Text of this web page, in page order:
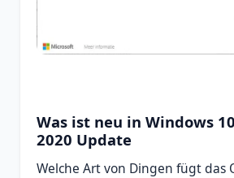
Was ist neu in Windows
2020 Update
Welche Art von Dingen fügt das